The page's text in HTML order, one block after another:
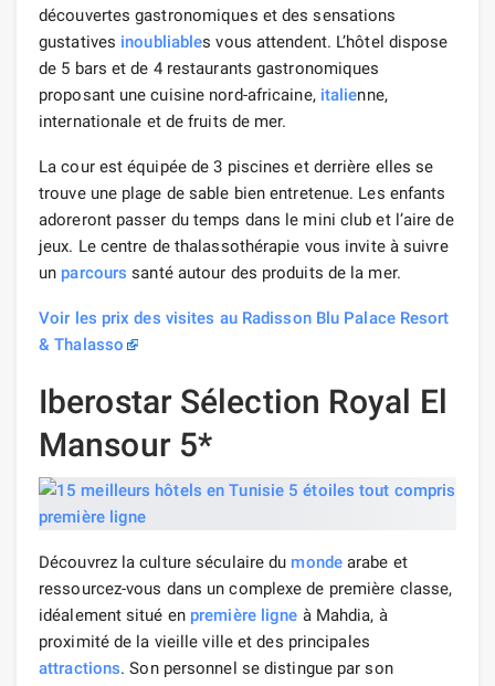
découvertes gastronomiques et des sensations
gustatives inoubliables vous attendent. L’hôtel dispose
de 5 bars et de 4 restaurants gastronomiques
proposant une cuisine nord-africaine, italienne,
internationale et de fruits de mer.
La cour est équipée de 3 piscines et derrière elles se
trouve une plage de sable bien entretenue. Les enfants
adoreront passer du temps dans le mini club et l’aire de
jeux. Le centre de thalassothérapie vous invite à suivre
un parcours santé autour des produits de la mer.
Voir les prix des visites au Radisson Blu Palace Resort
& Thalasso
Iberostar Sélection Royal El
Mansour 5*
Découvrez la culture séculaire du mondearabe et
ressourcez-vous dans un complexe de première classe,
idéalement situé en première ligne à Mahdia, à
proximité de la vieille ville et des principales
attractions. Son personnel se distingue par son